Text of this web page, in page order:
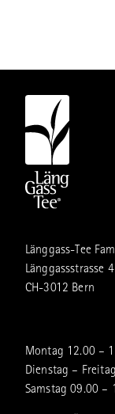
Länggass-Tee
Länggassstrasse
CH-3012 Bern
Montag 12.00 –
Dienstag –
Samstag 09.00 –